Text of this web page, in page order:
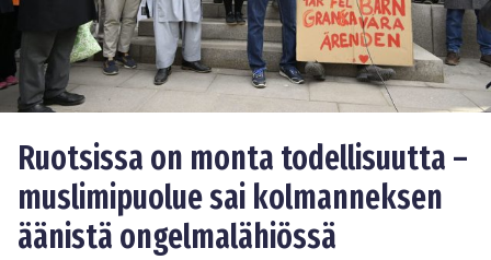
Ruotsissa on monta todellisuutta –
muslimipuolue sai kolmanneksen
äänistä ongelmalähiössä